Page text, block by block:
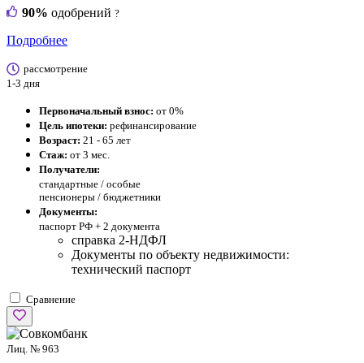
90% одобрений ?
Подробнее
рассмотрение
1-3 дня
Первоначальный взнос: от 0%
Цель ипотеки: рефинансирование
Возраст: 21 - 65 лет
Стаж: от 3 мес.
Получатели:
стандартные / особые
пенсионеры / бюджетники
Документы:
паспорт РФ + 2 документа
справка 2-НДФЛ
Документы по объекту недвижимости:
технический паспорт
Сравнение
Лиц. № 963